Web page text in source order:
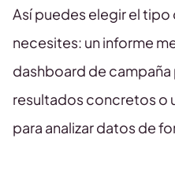
Así puedes elegir el
necesites: un informe
dashboard de campaña
resultados concretos o
para analizar datos de